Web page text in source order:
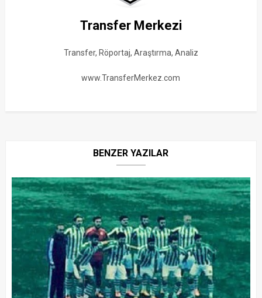
Transfer Merkezi
Transfer, Röportaj, Araştırma, Analiz
www.TransferMerkez.com
BENZER YAZILAR